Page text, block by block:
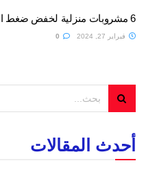
6 مشروبات منزلية لخفض ضغط الدم المرتفع
فبراير 27, 2024
أحدث المقالات